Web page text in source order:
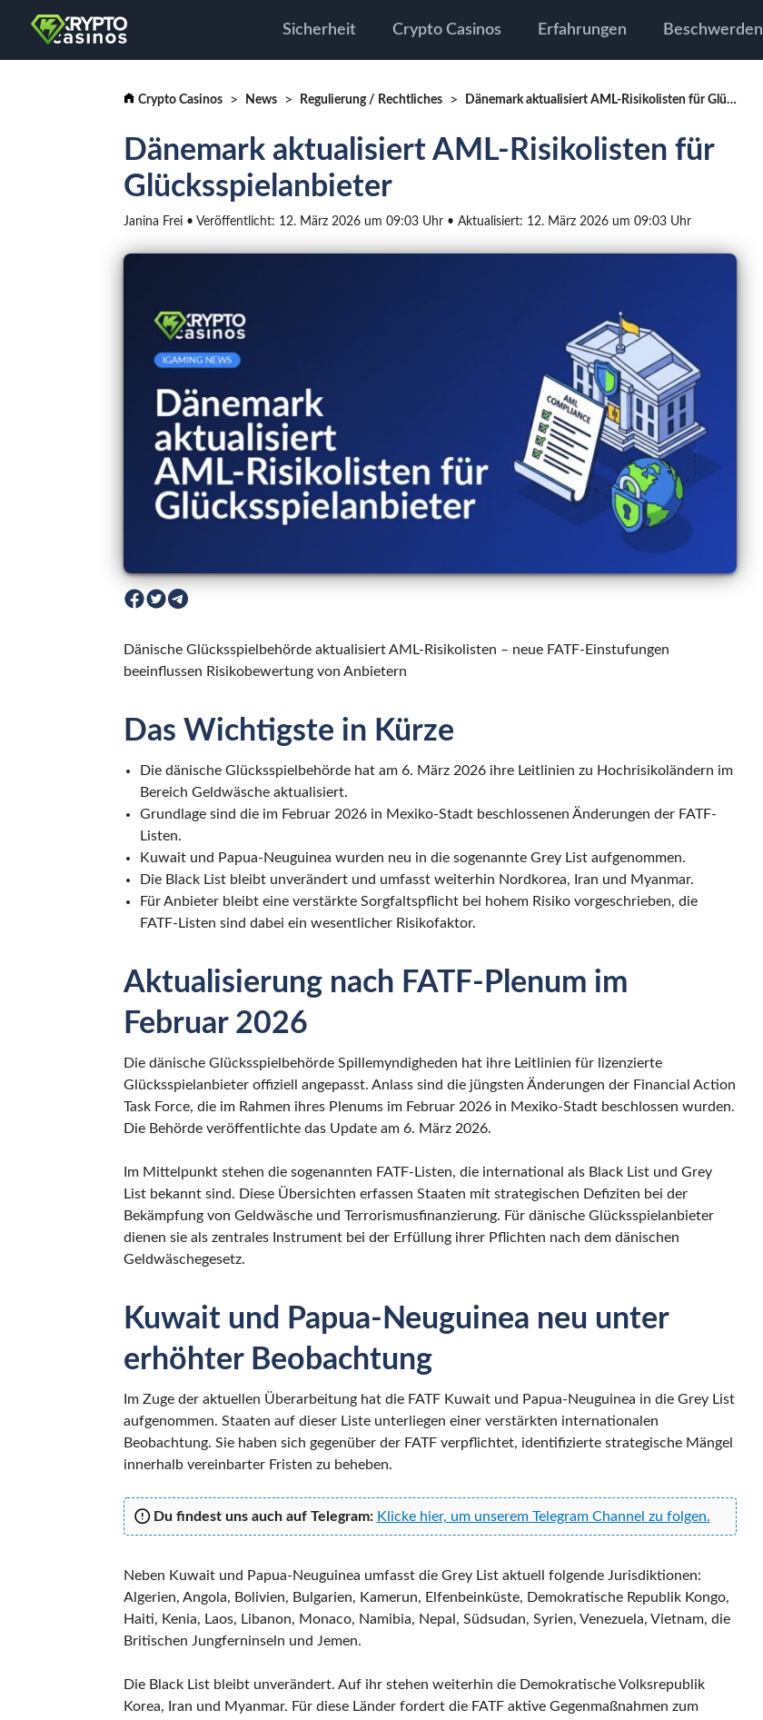
Sicherheit Crypto Casinos Erfahrungen Beschwerden
Crypto Casinos News Regulierung / Rechtliches Dänemark aktualisiert AML-Risikolisten für Glücksspielanbieter
Dänemark aktualisiert AML-Risikolisten für
Glücksspielanbieter
Janina Frei • Veröffentlicht: 12. März 2026 um 09:03 Uhr • Aktualisiert: 12. März 2026 um 09:03 Uhr
Dänische Glücksspielbehörde aktualisiert AML-Risikolisten – neue FATF-Einstufungen
beeinflussen Risikobewertung von Anbietern
Das Wichtigste in Kürze
Die dänische Glücksspielbehörde hat am 6. März 2026 ihre Leitlinien zu Hochrisikoländern im
Bereich Geldwäsche aktualisiert.
Grundlage sind die im Februar 2026 in Mexiko-Stadt beschlossenen Änderungen der FATF-
Listen.
Kuwait und Papua-Neuguinea wurden neu in die sogenannte Grey List aufgenommen.
Die Black List bleibt unverändert und umfasst weiterhin Nordkorea, Iran und Myanmar.
Für Anbieter bleibt eine verstärkte Sorgfaltspflicht bei hohem Risiko vorgeschrieben, die
FATF-Listen sind dabei ein wesentlicher Risikofaktor.
Aktualisierung nach FATF-Plenum im
Februar 2026
Die dänische Glücksspielbehörde Spillemyndigheden hat ihre Leitlinien für lizenzierte
Glücksspielanbieter offiziell angepasst. Anlass sind die jüngsten Änderungen der Financial Action
Task Force, die im Rahmen ihres Plenums im Februar 2026 in Mexiko-Stadt beschlossen wurden.
Die Behörde veröffentlichte das Update am 6. März 2026.
Im Mittelpunkt stehen die sogenannten FATF-Listen, die international als Black List und Grey
List bekannt sind. Diese Übersichten erfassen Staaten mit strategischen Defiziten bei der
Bekämpfung von Geldwäsche und Terrorismusfinanzierung. Für dänische Glücksspielanbieter
dienen sie als zentrales Instrument bei der Erfüllung ihrer Pflichten nach dem dänischen
Geldwäschegesetz.
Kuwait und Papua-Neuguinea neu unter
erhöhter Beobachtung
Im Zuge der aktuellen Überarbeitung hat die FATF Kuwait und Papua-Neuguinea in die Grey List
aufgenommen. Staaten auf dieser Liste unterliegen einer verstärkten internationalen
Beobachtung. Sie haben sich gegenüber der FATF verpflichtet, identifizierte strategische Mängel
innerhalb vereinbarter Fristen zu beheben.
Du findest uns auch auf Telegram: Klicke hier, um unserem Telegram Channel zu folgen.
Neben Kuwait und Papua-Neuguinea umfasst die Grey List aktuell folgende Jurisdiktionen:
Algerien, Angola, Bolivien, Bulgarien, Kamerun, Elfenbeinküste, Demokratische Republik Kongo,
Haiti, Kenia, Laos, Libanon, Monaco, Namibia, Nepal, Südsudan, Syrien, Venezuela, Vietnam, die
Britischen Jungferninseln und Jemen.
Die Black List bleibt unverändert. Auf ihr stehen weiterhin die Demokratische Volksrepublik
Korea, Iran und Myanmar. Für diese Länder fordert die FATF aktive Gegenmaßnahmen zum